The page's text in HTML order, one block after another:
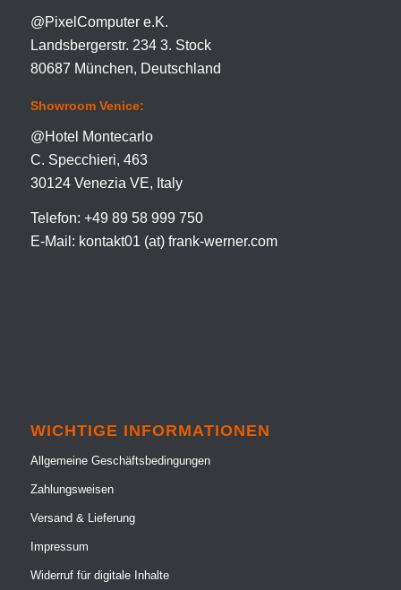
@PixelComputer e.K.
Landsbergerstr. 234 3. Stock
80687 München, Deutschland
Showroom Venice:
@Hotel Montecarlo
C. Specchieri, 463
30124 Venezia VE, Italy
Telefon: +49 89 58 999 750
E-Mail: kontakt01 (at) frank-werner.com
WICHTIGE INFORMATIONEN
Allgemeine Geschäftsbedingungen
Zahlungsweisen
Versand & Lieferung
Impressum
Widerruf für digitale Inhalte